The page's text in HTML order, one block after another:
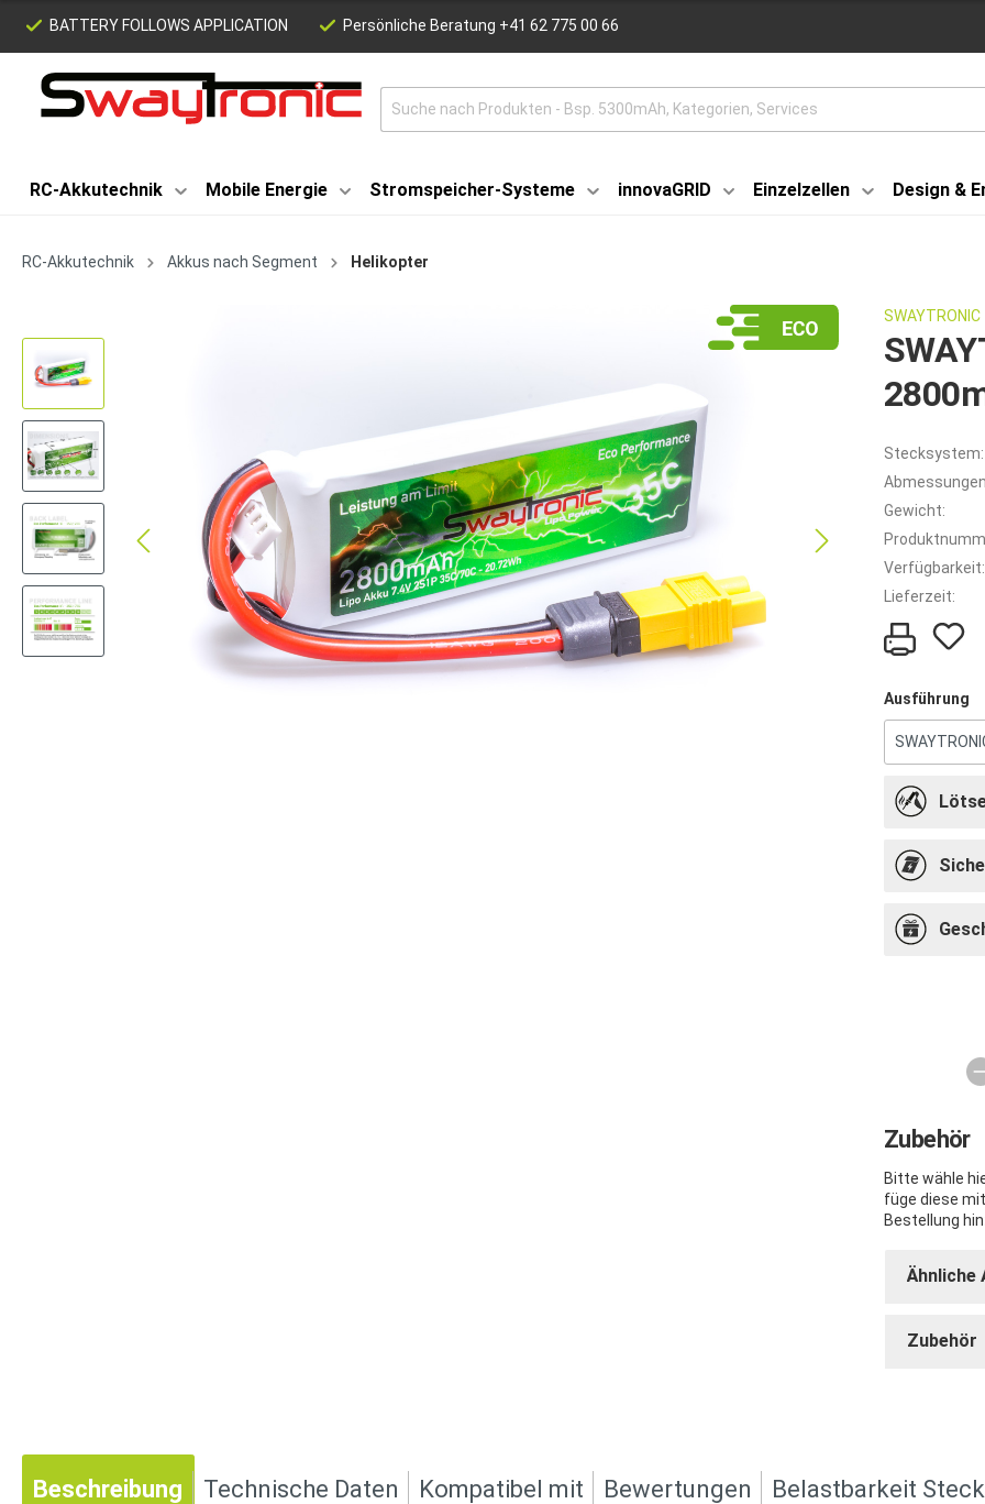
BATTERY FOLLOWS APPLICATION Persönliche Beratung +41 62 775 00 66
RC-Akkutechnik Mobile Energie Stromspeicher-Systeme innovaGRID Einzelzellen Design &
RC-Akkutechnik Akkus nach Segment Helikopter
SWAYTRONIC
Stecksystem:
Gewicht:
Verfügbarkeit:
Lieferzeit:
Ausführung
Zubehör
Bitte wähle
füge diese
Bestellung
Ähnliche
Zubehör
Beschreibung Technische Daten Kompatibel mit Bewertungen Belastbarkeit